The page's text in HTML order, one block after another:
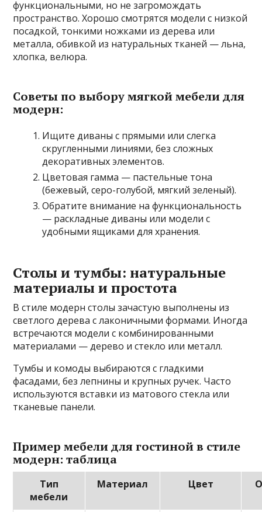
функциональными, но не загромождать
пространство. Хорошо смотрятся модели с низкой
посадкой, тонкими ножками из дерева или
металла, обивкой из натуральных тканей — льна,
хлопка, велюра.
Советы по выбору мягкой мебели для
модерн:
Ищите диваны с прямыми или слегка
скругленными линиями, без сложных
декоративных элементов.
Цветовая гамма — пастельные тона
(бежевый, серо-голубой, мягкий зеленый).
Обратите внимание на функциональность
— раскладные диваны или модели с
удобными ящиками для хранения.
Столы и тумбы: натуральные
материалы и простота
В стиле модерн столы зачастую выполнены из
светлого дерева с лаконичными формами. Иногда
встречаются модели с комбинированными
материалами — дерево и стекло или металл.
Тумбы и комоды выбираются с гладкими
фасадами, без лепнины и крупных ручек. Часто
используются вставки из матового стекла или
тканевые панели.
Пример мебели для гостиной в стиле
модерн: таблица
Тип
мебели
Материал Цвет